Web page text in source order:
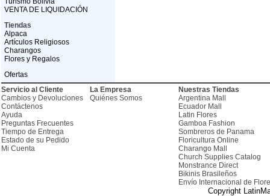
VENTA DE LIQUIDACIÓN
Tiendas
Alpaca
Artículos Religiosos
Charangos
Flores y Regalos
Ofertas
Servicio al Cliente
Cambios y Devoluciones
Contáctenos
Ayuda
Preguntas Frecuentes
Tiempo de Entrega
Estado de su Pedido
Mi Cuenta
La Empresa
Quiénes Somos
Nuestras Tiendas
Argentina Mall
Ecuador Mall
Latin Flores
Gamboa Fashion
Sombreros de Panama
Floricultura Online
Charango Mall
Church Supplies Catalog
Monstrance Direct
Bikinis Brasileños
Envío Internacional de
Copyright